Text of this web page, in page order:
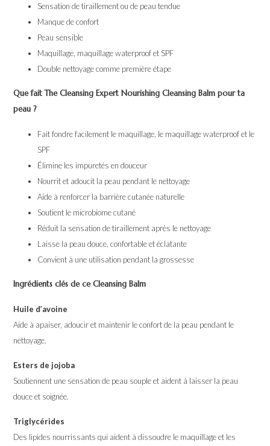
Sensation de tiraillement ou de peau tendue
Manque de confort
Peau sensible
Maquillage, maquillage waterproof et SPF
Double nettoyage comme première étape
Que fait The Cleansing Expert Nourishing Cleansing Balm pour ta
peau ?
Fait fondre facilement le maquillage, le maquillage waterproof et le
SPF
Élimine les impuretés en douceur
Nourrit et adoucit la peau pendant le nettoyage
Aide à renforcer la barrière cutanée naturelle
Soutient le microbiome cutané
Réduit la sensation de tiraillement après le nettoyage
Laisse la peau douce, confortable et éclatante
Convient à une utilisation pendant la grossesse
Ingrédients clés de ce Cleansing Balm
Huile d’avoine
Aide à apaiser, adoucir et maintenir le confort de la peau pendant le
nettoyage.
Esters de jojoba
Soutiennent une sensation de peau souple et aident à laisser la peau
douce et soignée.
Triglycérides
Des lipides nourrissants qui aident à dissoudre le maquillage et les